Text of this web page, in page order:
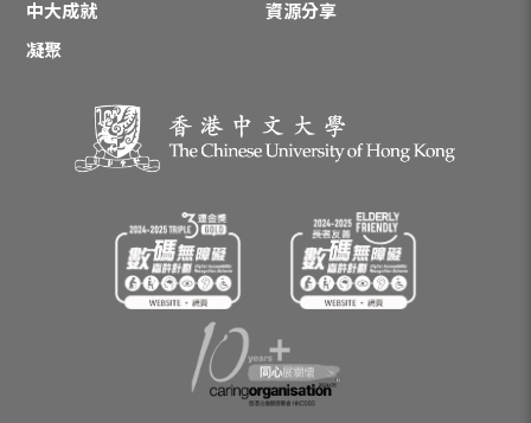
中大成就
資源分享
凝聚